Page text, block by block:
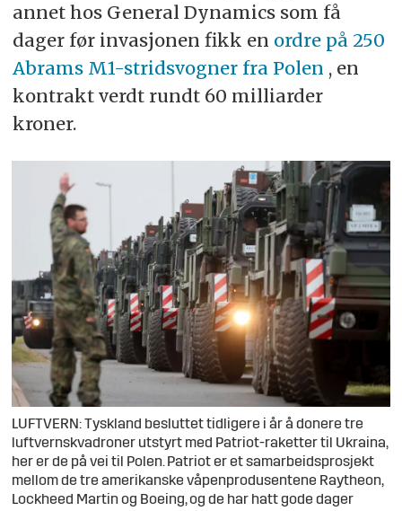
annet hos General Dynamics som få
dager før invasjonen fikk en ordre på 250
Abrams M1-stridsvogner fra Polen , en
kontrakt verdt rundt 60 milliarder
kroner.
LUFTVERN: Tyskland besluttet tidligere i år å donere tre
luftvernskvadroner utstyrt med Patriot-raketter til Ukraina,
her er de på vei til Polen. Patriot er et samarbeidsprosjekt
mellom de tre amerikanske våpenprodusentene Raytheon,
Lockheed Martin og Boeing, og de har hatt gode dager